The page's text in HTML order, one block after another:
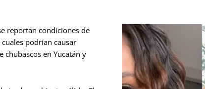
reportan condiciones de
podrían causar
en Yucatán y